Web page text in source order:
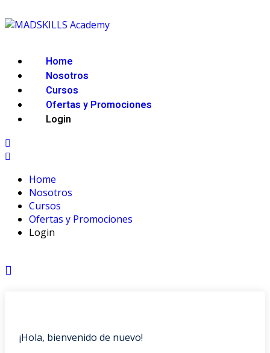
Home
Nosotros
Cursos
Ofertas y Promociones
Login
Home
Nosotros
Cursos
Ofertas y Promociones
Login
¡Hola, bienvenido de nuevo!